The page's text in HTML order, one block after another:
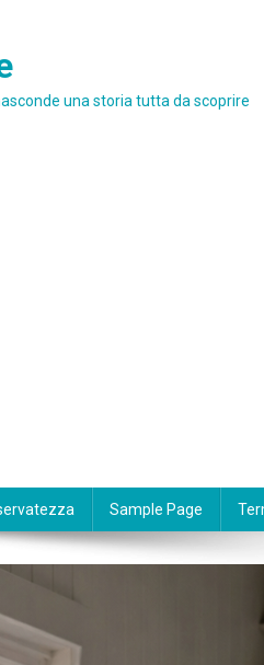
una storia tutta da scoprire
Sample Page